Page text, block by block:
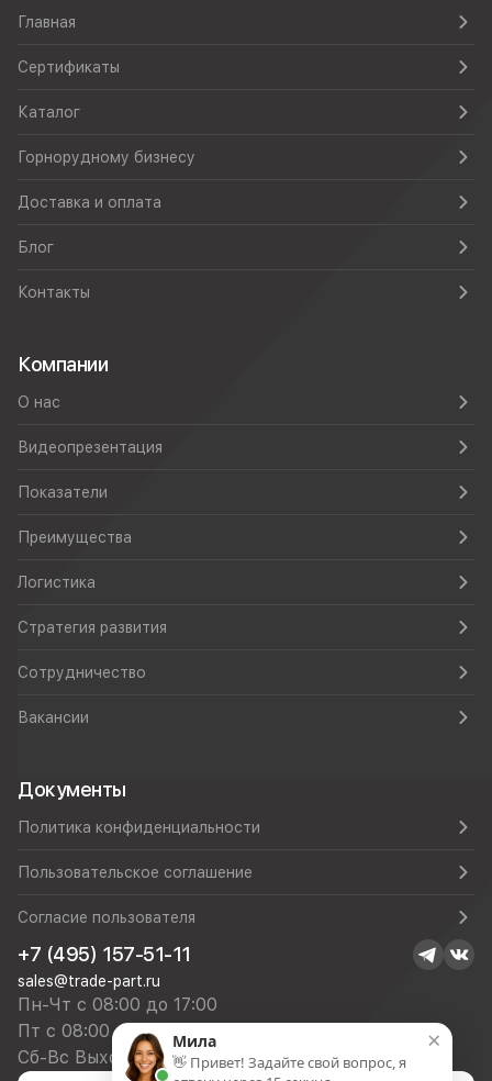
Главная
Сертификаты
Каталог
Горнорудному бизнесу
Доставка и оплата
Блог
Контакты
Компании
О нас
Видеопрезентация
Показатели
Преимущества
Логистика
Стратегия развития
Сотрудничество
Вакансии
Документы
Политика конфиденциальности
Пользовательское соглашение
Согласие пользователя
+7 (495) 157-51-11
sales@trade-part.ru
Пн-Чт с 08:00 до 17:00
Пт с 08:00 до 16:00
Сб-Вс Выходной
×
Мила
👋 Привет! Задайте свой вопрос, я